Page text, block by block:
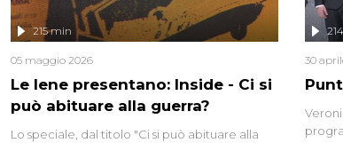
Le Iene presentano: Inside - Ci si
può abituare alla guerra?
215 min
05 maggio 2026
Lo speciale, dal titolo "Ci si può abituare alla
30